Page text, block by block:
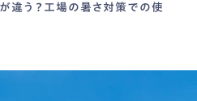
違う？工場の暑さ対策での使